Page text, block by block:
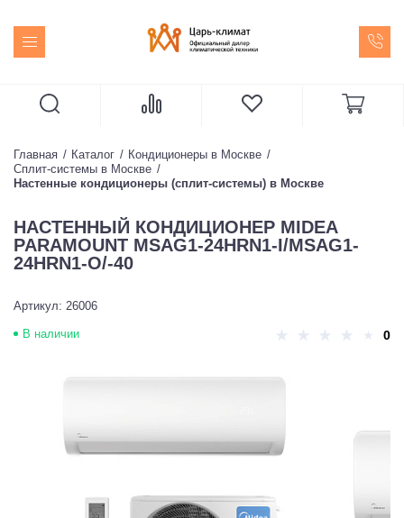
Главная Каталог
Кондиционеры в Москве
Сплит-системы в Москве
Настенные кондиционеры (сплит-системы) в Москве
НАСТЕННЫЙ КОНДИЦИОНЕР MIDEA
PARAMOUNT MSAG1-24HRN1-I/MSAG1-
24HRN1-O/-40
Артикул: 26006
В наличии 0